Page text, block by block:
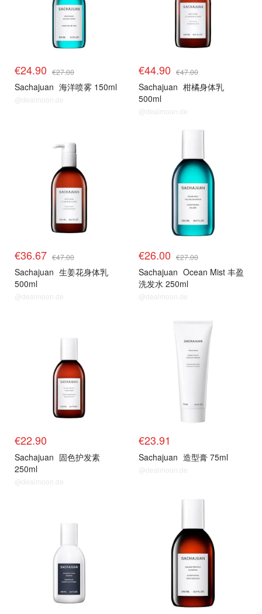
€24.90 €27.00
Sachajuan 海洋喷雾 150ml
@dealmoon.de
€44.90 €47.00
Sachajuan 柑橘身体乳
500ml
@dealmoon.de
€36.67 €47.00
Sachajuan 生姜花身体乳
500ml
@dealmoon.de
€26.00 €27.00
Sachajuan Ocean Mist 丰盈
洗发水 250ml
@dealmoon.de
€22.90
Sachajuan 固色护发素
250ml
@dealmoon.de
€23.91
Sachajuan 造型膏 75ml
@dealmoon.de